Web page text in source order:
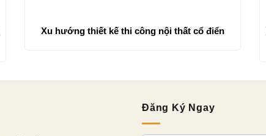
Xu hướng thiết kế thi công nội thất cổ điển
Đăng Ký Ngay